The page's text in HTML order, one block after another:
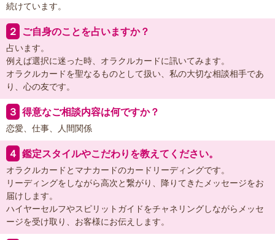
続けています。
２ ご自身のことを占いますか？
占います。
例えば選択に迷った時、オラクルカードに訊いてみます。
オラクルカードを聖なるものとして扱い、私の大切な相談相手であ
り、心の友です。
３ 得意なご相談内容は何ですか？
恋愛、仕事、人間関係
４ 鑑定スタイルやこだわりを教えてください。
オラクルカードとマナカードのカードリーディングです。
リーディングをしながら高次と繋がり、降りてきたメッセージをお
届けします。
ハイヤーセルフやスピリットガイドをチャネリングしながらメッセ
ージを受け取り、お客様にお伝えします。